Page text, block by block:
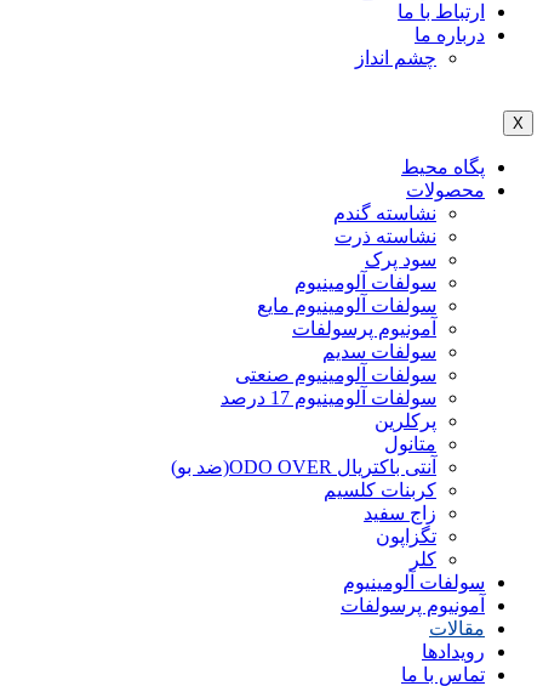
ارتباط با ما
درباره ما
چشم انداز
X
پگاه محیط
محصولات
نشاسته گندم
نشاسته ذرت
سود پرک
سولفات آلومینیوم
سولفات آلومینیوم مایع
آمونیوم پرسولفات
سولفات سدیم
سولفات آلومینیوم صنعتی
سولفات آلومینیوم 17 درصد
پرکلرین
متانول
آنتی باکتریال ODO OVER(ضد بو)
کربنات کلسیم
زاج سفید
تگزاپون
کلر
سولفات آلومینیوم
آمونیوم پرسولفات
مقالات
رویدادها
تماس با ما